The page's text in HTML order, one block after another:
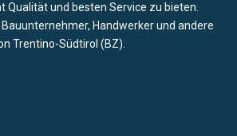
Qualität und besten Service zu bieten.
Handwerker und andere
Trentino-Südtirol (BZ).